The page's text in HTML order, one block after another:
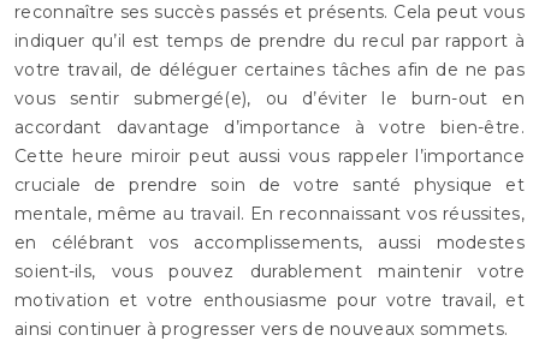
reconnaître ses succès passés et présents. Cela peut vous
indiquer qu’il est temps de prendre du recul par rapport à
votre travail, de déléguer certaines tâches afin de ne pas
vous sentir submergé(e), ou d’éviter le burn-out en
accordant davantage d’importance à votre bien-être.
Cette heure miroir peut aussi vous rappeler l’importance
cruciale de prendre soin de votre santé physique et
mentale, même au travail. En reconnaissant vos réussites,
en célébrant vos accomplissements, aussi modestes
soient-ils, vous pouvez durablement maintenir votre
motivation et votre enthousiasme pour votre travail, et
ainsi continuer à progresser vers de nouveaux sommets.